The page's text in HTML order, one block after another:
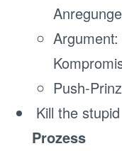
Push-
Kill the
Prozess